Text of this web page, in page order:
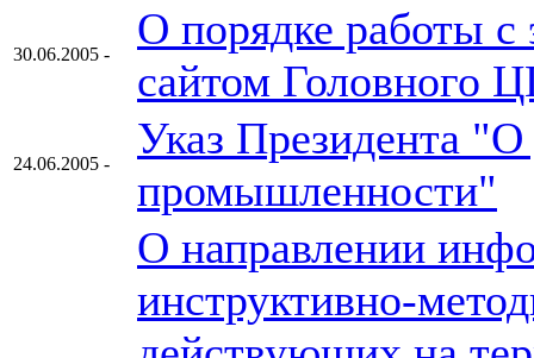
30.06.2005 -
О порядке работы с
сайтом Головного
24.06.2005 -
Указ Президента "О
промышленности"
О направлении
инструктивно-